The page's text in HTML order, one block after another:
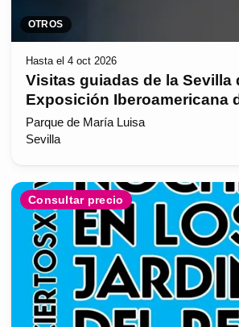
OTROS
Hasta el 4 oct 2026
Visitas guiadas de la Sevilla
Exposición Iberoamericana
Parque de María Luisa
Sevilla
Consultar precio